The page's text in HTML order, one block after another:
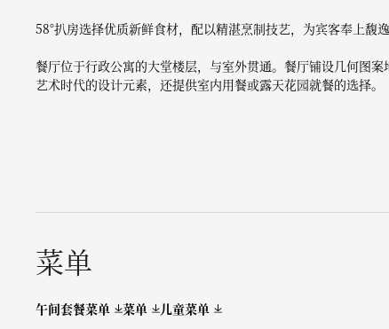
58°扒房选择优质新鲜食材，配以精湛烹制技艺，为宾客奉上馥逸
餐厅位于行政公寓的大堂楼层，与室外贯通。餐厅铺设几何图
艺术时代的设计元素，还提供室内用餐或露天花园就餐的选择。
菜单
午间套餐菜单 菜单 儿童菜单